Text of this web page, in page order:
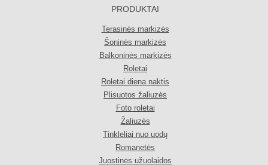
PRODUKTAI
Terasinės markizės
Šoninės markizės
Balkoninės markizės
Roletai
Roletai diena naktis
Plisuotos žaliuzės
Foto roletai
Žaliuzės
Tinkleliai nuo uodų
Romanetės
Juostinės užuolaidos